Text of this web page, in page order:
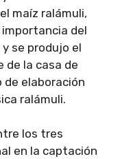
maíz ralámuli,
del
se produjo el
de la casa de
de elaboración
ralámuli.
los tres
en la captación